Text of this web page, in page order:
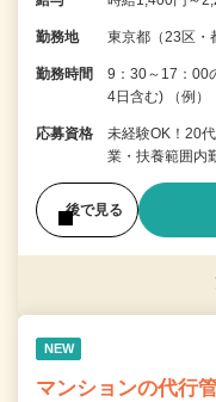
勤務地 東京都（23区
勤務時間
9：30～17：00
4日含む) （例
応募資格
未経験OK！20
業・扶養範囲内
後で見る
NEW
マンションの代行